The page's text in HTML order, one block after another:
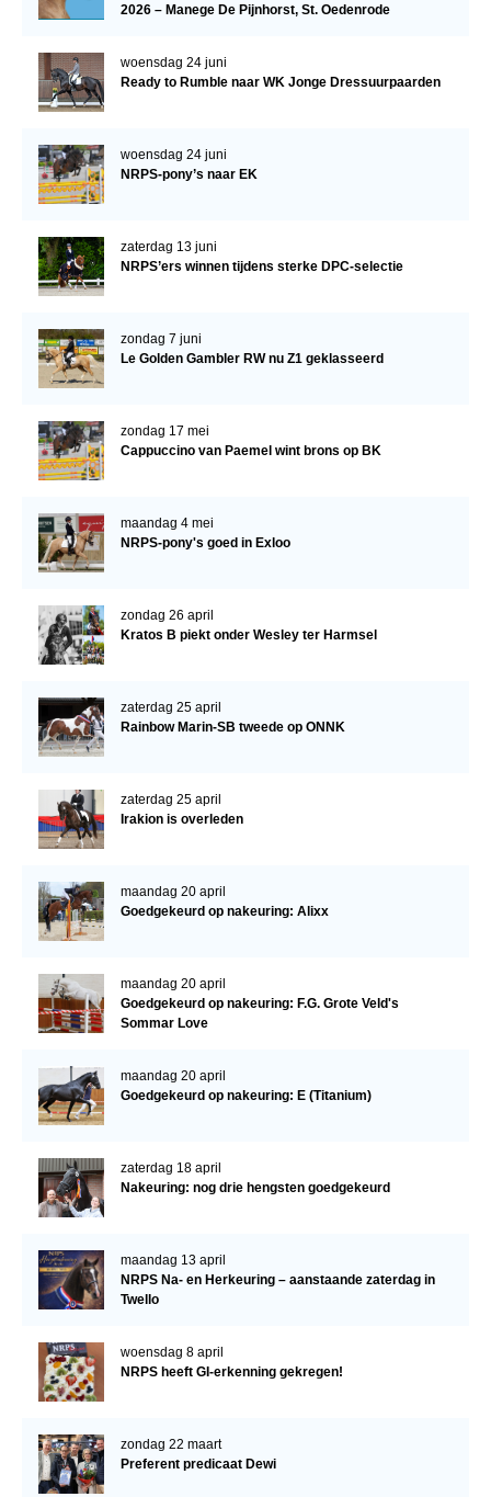
Verrichtingsonderzoek 2020-2021
Paard te koop
CONTACT
REGIO'S
Regio Noord
Bestuur Regio Midden
Regio West
Bestuur Regio West
Regio Zuid
Word vrijiwilliger
Evenementen
ACCOUNT AANMAKEN
2026 – Manege De Pijnhorst, St. Oedenrode
woensdag 24 juni
Ready to Rumble naar WK Jonge Dressuurpaarden
woensdag 24 juni
NRPS-pony’s naar EK
zaterdag 13 juni
NRPS’ers winnen tijdens sterke DPC-selectie
zondag 7 juni
Le Golden Gambler RW nu Z1 geklasseerd
zondag 17 mei
Cappuccino van Paemel wint brons op BK
maandag 4 mei
NRPS-pony's goed in Exloo
zondag 26 april
Kratos B piekt onder Wesley ter Harmsel
zaterdag 25 april
Rainbow Marin-SB tweede op ONNK
zaterdag 25 april
Irakion is overleden
maandag 20 april
Goedgekeurd op nakeuring: Alixx
maandag 20 april
Goedgekeurd op nakeuring: F.G. Grote Veld's
Sommar Love
maandag 20 april
Goedgekeurd op nakeuring: E (Titanium)
zaterdag 18 april
Nakeuring: nog drie hengsten goedgekeurd
maandag 13 april
NRPS Na- en Herkeuring – aanstaande zaterdag in
Twello
woensdag 8 april
NRPS heeft GI-erkenning gekregen!
zondag 22 maart
Preferent predicaat Dewi